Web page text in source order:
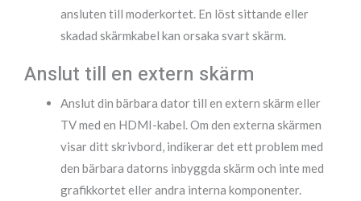
ansluten till moderkortet. En löst sittande eller
skadad skärmkabel kan orsaka svart skärm.
Anslut till en extern skärm
Anslut din bärbara dator till en extern skärm eller
TV med en HDMI-kabel. Om den externa skärmen
visar ditt skrivbord, indikerar det ett problem med
den bärbara datorns inbyggda skärm och inte med
grafikkortet eller andra interna komponenter.